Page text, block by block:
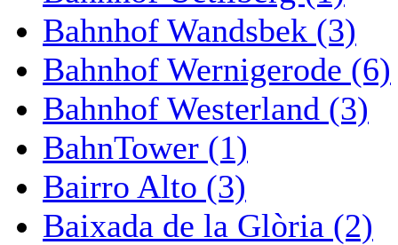
Bahnhof Wandsbek (3)
Bahnhof Wernigerode (6)
Bahnhof Westerland (3)
BahnTower (1)
Bairro Alto (3)
Baixada de la Glòria (2)